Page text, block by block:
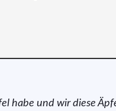
habe und wir diese